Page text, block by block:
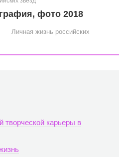
фото 2018
Личная жизнь российских
творческой карьеры в